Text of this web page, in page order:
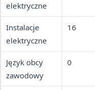
elektryczne
Instalacje
elektryczne
16
Język obcy
zawodowy
0